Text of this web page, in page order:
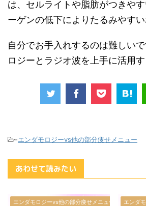
は、セルライトや脂肪がつきや
ーゲンの低下によりたるみやすい
自分でお手入れするのは難しい
ロジーとラジオ波を上手に活用す
-エンダモロジーvs他の部分痩せメニュー
あわせて読みたい
エンダモロジーvs他の部分痩せメニュー エンダ